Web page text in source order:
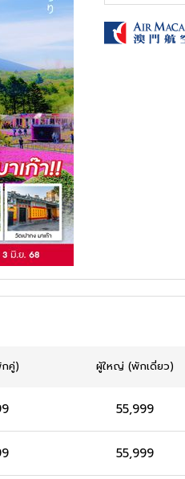
คู่) ผู้ใหญ่ (พักเดี่ยว)
55,999
55,999